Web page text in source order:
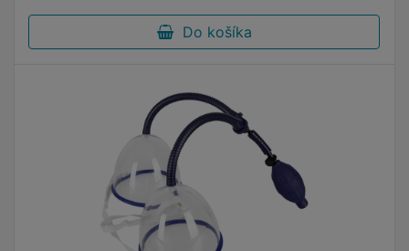
Do košíka